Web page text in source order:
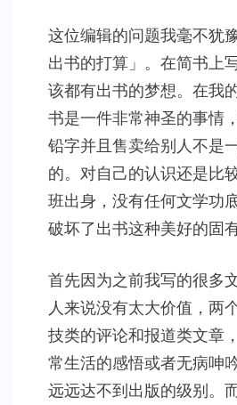
这位编辑的问题我毫不犹
出书的打算」。在简书上
该都有出书的梦想。在我
书是一件非常神圣的事情
铅字并且售卖给别人不是
的。对自己的认识还是比
班出身，没有任何文学功
破坏了出书这种美好的固
首先因为之前我写的很多
人来说没有太大价值，两
技类的评论和报道类文章
常生活的感悟或者无病呻
远远达不到出版的级别。